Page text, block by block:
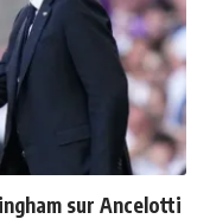
sur Ancelotti